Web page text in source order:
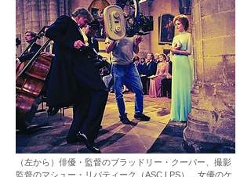
（左から）俳優・監督のブラッドリー・クーパー、撮影
監督のマシュー・リバティーク（ASC LPS）、女優のケ